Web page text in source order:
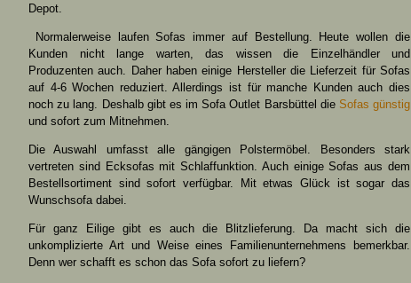
Depot.
Normalerweise laufen Sofas immer auf Bestellung. Heute wollen die
Kunden nicht lange warten, das wissen die Einzelhändler und
Produzenten auch. Daher haben einige Hersteller die Lieferzeit für Sofas
auf 4-6 Wochen reduziert. Allerdings ist für manche Kunden auch dies
noch zu lang. Deshalb gibt es im Sofa Outlet Barsbüttel die Sofas günstig
und sofort zum Mitnehmen.
Die Auswahl umfasst alle gängigen Polstermöbel. Besonders stark
vertreten sind Ecksofas mit Schlaffunktion. Auch einige Sofas aus dem
Bestellsortiment sind sofort verfügbar. Mit etwas Glück ist sogar das
Wunschsofa dabei.
Für ganz Eilige gibt es auch die Blitzlieferung. Da macht sich die
unkomplizierte Art und Weise eines Familienunternehmens bemerkbar.
Denn wer schafft es schon das Sofa sofort zu liefern?